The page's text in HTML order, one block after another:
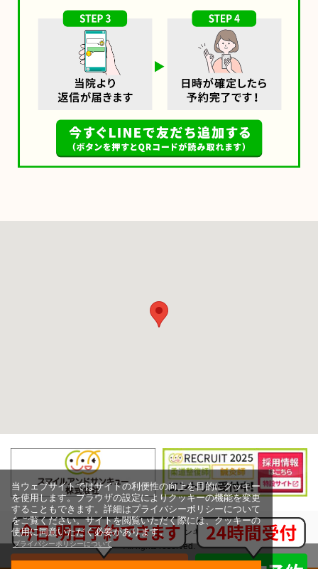
当ウェブサイトではサイトの利便性の向上を目的にクッキー
を使用します。ブラウザの設定によりクッキーの機能を変更
することもできます。詳細はプライバシーポリシーについて
をご覧ください。サイトを閲覧いただく際には、クッキーの
使用に同意いただく必要があります。
プライバシーポリシーについて
Copyright (c) スマイルアンドサンキュー株式会社,
All rights reserved.